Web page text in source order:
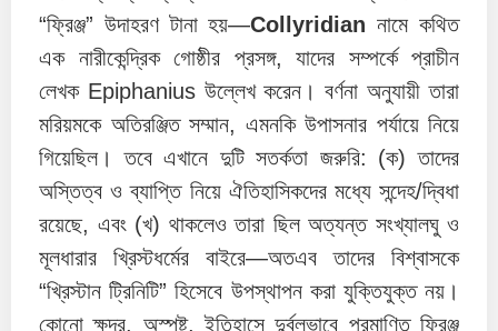
“ফ্রিঞ্জ” উদাহরণ টানা হয়—Collyridian নামে কথিত
এক নারীকেন্দ্রিক গোষ্ঠীর প্রসঙ্গ, যাদের সম্পর্কে প্রাচীন
লেখক Epiphanius উল্লেখ করেন। বর্ণনা অনুযায়ী তারা
মরিয়মকে অতিরঞ্জিত সম্মান, এমনকি উপাসনার পর্যায়ে নিয়ে
গিয়েছিল। তবে এখানে দুটি সতর্কতা জরুরি: (ক) তাদের
অস্তিত্ব ও ব্যাপ্তি নিয়ে ঐতিহাসিকদের মধ্যে সন্দেহ/দ্বিধা
রয়েছে, এবং (খ) থাকলেও তারা ছিল অত্যন্ত সংখ্যালঘু ও
মূলধারার খ্রিস্টধর্মের বাইরে—অতএব তাদের বিশ্বাসকে
“খ্রিস্টান ট্রিনিটি” হিসেবে উপস্থাপন করা যুক্তিযুক্ত নয়।
কোনো ক্ষুদ্র, অস্পষ্ট, ইতিহাসে দুর্বলভাবে প্রমাণিত ফ্রিঞ্জ